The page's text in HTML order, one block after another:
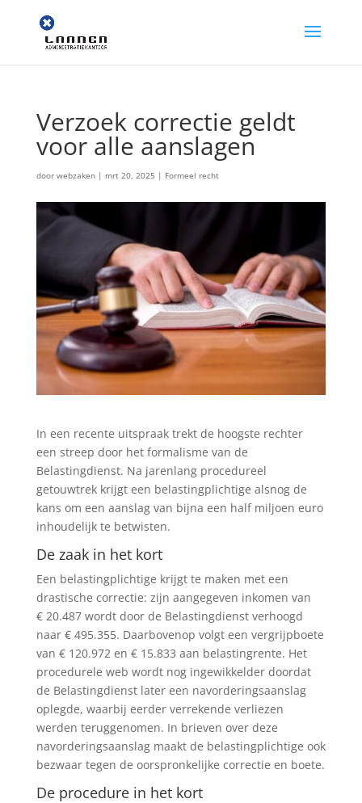
Verzoek correctie geldt
voor alle aanslagen
door webzaken| mrt 20, 2025 | Formeel recht
In een recente uitspraak trekt de hoogste rechter
een streep door het formalisme van de
Belastingdienst. Na jarenlang procedureel
getouwtrek krijgt een belastingplichtige alsnog de
kans om een aanslag van bijna een half miljoen euro
inhoudelijk te betwisten.
De zaak in het kort
Een belastingplichtige krijgt te maken met een
drastische correctie: zijn aangegeven inkomen van
€ 20.487 wordt door de Belastingdienst verhoogd
naar € 495.355. Daarbovenop volgt een vergrijpboete
van € 120.972 en € 15.833 aan belastingrente. Het
procedurele web wordt nog ingewikkelder doordat
de Belastingdienst later een navorderingsaanslag
oplegde, waarbij eerder verrekende verliezen
werden teruggenomen. In brieven over deze
navorderingsaanslag maakt de belastingplichtige ook
bezwaar tegen de oorspronkelijke correctie en boete.
De procedure in het kort